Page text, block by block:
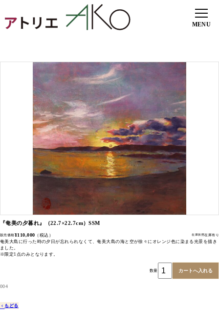
『奄美の夕暮れ』（22.7×22.7cm）SSM
販売価格¥110,000 （税込） 在庫状態在庫有り
奄美大島に行った時の夕日が忘れられなくて、奄美大島の海と空が徐々にオレンジ色に染まる光景を描き
ました。
※限定1点のみとなります。
数量
004
もどる
ギャラリー
展示会
お知らせ